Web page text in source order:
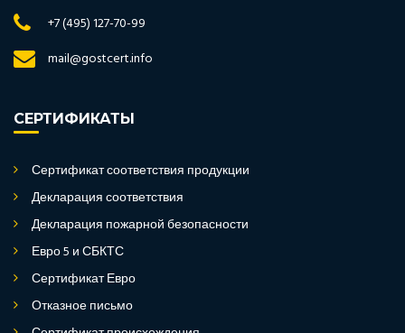
+7 (495) 127-70-99
mail@gostcert.info
СЕРТИФИКАТЫ
Сертификат соответствия продукции
Декларация соответствия
Декларация пожарной безопасности
Евро 5 и СБКТС
Сертификат Евро
Отказное письмо